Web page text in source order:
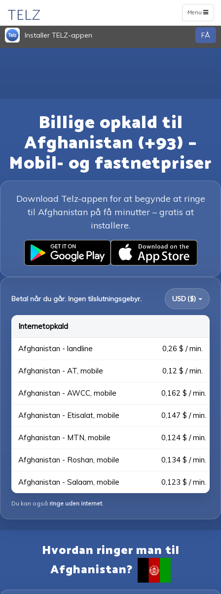
Toggle
navigation
Menu
TELZ
Installer TELZ-appen FÅ
Billige opkald til
Afghanistan (+93) –
Mobil- og fastnetpriser
Download Telz-appen for at begynde at ringe
til Afghanistan på få minutter – gratis at
installere.
Betal når du går. Ingen tilslutningsgebyr. USD ($)
Internetopkald
Afghanistan - landline 0,26 $ / min.
Afghanistan - AT, mobile 0,12 $ / min.
Afghanistan - AWCC, mobile 0,162 $ / min.
Afghanistan - Etisalat, mobile 0,147 $ / min.
Afghanistan - MTN, mobile 0,124 $ / min.
Afghanistan - Roshan, mobile 0,134 $ / min.
Afghanistan - Salaam, mobile 0,123 $ / min.
Du kan også ringe uden internet.
Hvordan ringer man til
Afghanistan?